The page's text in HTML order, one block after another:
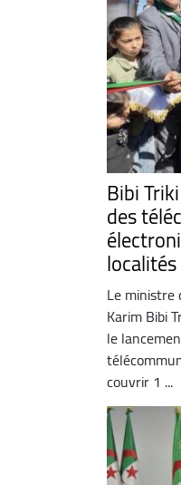
Bibi
des
localités
Le ministre
Karim Bibi
le
couvrir 1 ...